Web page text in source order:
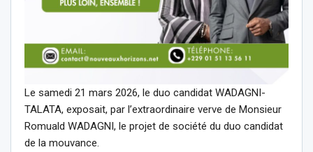
Le samedi 21 mars 2026, le duo candidat WADAGNI-
TALATA, exposait, par l’extraordinaire verve de Monsieur
Romuald WADAGNI, le projet de société du duo candidat
de la mouvance.